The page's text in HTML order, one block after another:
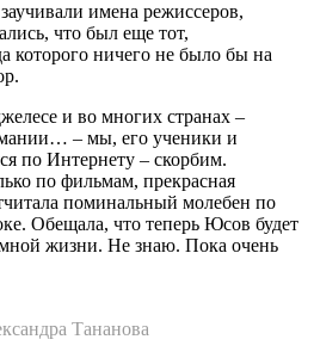
имена режиссеров,
что был еще тот,
которого ничего не было бы на
и во многих странах –
– мы, его ученики и
по Интернету – скорбим.
по фильмам, прекрасная
поминальный молебен по
Обещала, что теперь Юсов будет
жизни. Не знаю. Пока очень
Тананова